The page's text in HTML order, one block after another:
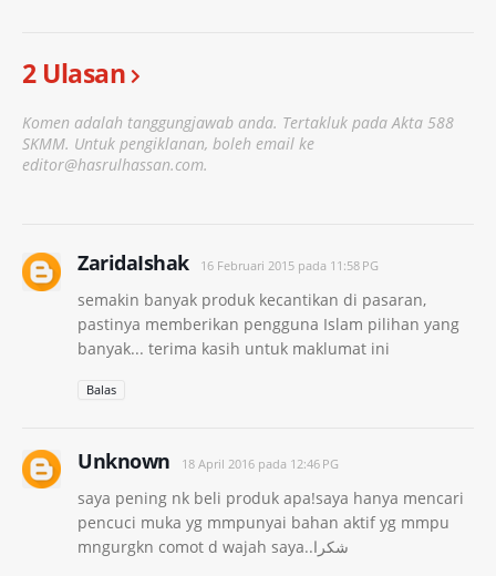
2 Ulasan
Komen adalah tanggungjawab anda. Tertakluk pada Akta 588
SKMM. Untuk pengiklanan, boleh email ke
editor@hasrulhassan.com.
ZaridaIshak 16 Februari 2015 pada 11:58 PG
semakin banyak produk kecantikan di pasaran,
pastinya memberikan pengguna Islam pilihan yang
banyak... terima kasih untuk maklumat ini
Balas
Unknown 18 April 2016 pada 12:46 PG
saya pening nk beli produk apa!saya hanya mencari
pencuci muka yg mmpunyai bahan aktif yg mmpu
mngurgkn comot d wajah saya..شكرا